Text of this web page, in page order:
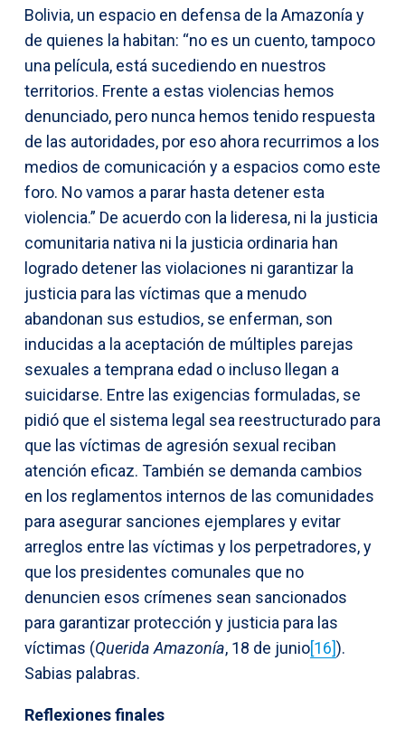
Bolivia, un espacio en defensa de la Amazonía y
de quienes la habitan: “no es un cuento, tampoco
una película, está sucediendo en nuestros
territorios. Frente a estas violencias hemos
denunciado, pero nunca hemos tenido respuesta
de las autoridades, por eso ahora recurrimos a los
medios de comunicación y a espacios como este
foro. No vamos a parar hasta detener esta
violencia.” De acuerdo con la lideresa, ni la justicia
comunitaria nativa ni la justicia ordinaria han
logrado detener las violaciones ni garantizar la
justicia para las víctimas que a menudo
abandonan sus estudios, se enferman, son
inducidas a la aceptación de múltiples parejas
sexuales a temprana edad o incluso llegan a
suicidarse. Entre las exigencias formuladas, se
pidió que el sistema legal sea reestructurado para
que las víctimas de agresión sexual reciban
atención eficaz. También se demanda cambios
en los reglamentos internos de las comunidades
para asegurar sanciones ejemplares y evitar
arreglos entre las víctimas y los perpetradores, y
que los presidentes comunales que no
denuncien esos crímenes sean sancionados
para garantizar protección y justicia para las
víctimas (Querida Amazonía, 18 de junio[16]).
Sabias palabras.
Reflexiones finales